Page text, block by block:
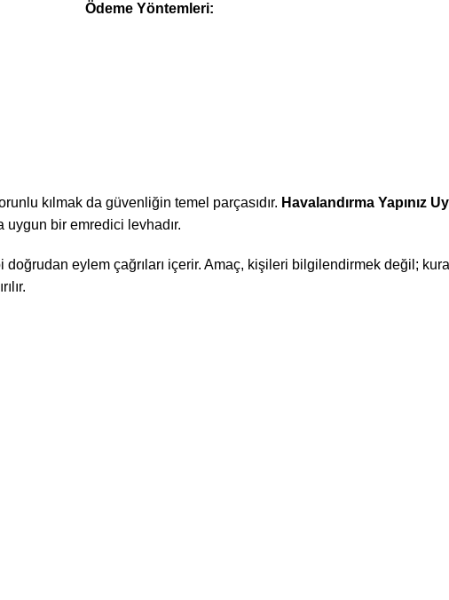
Ödeme Yöntemleri:
kılmak da güvenliğin temel parçasıdır. Havalandırma Yapınız
uygun bir emredici levhadır.
doğrudan eylem çağrıları içerir. Amaç, kişileri bilgilendirmek değil;